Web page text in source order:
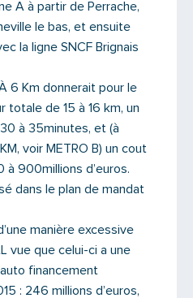
A à partir de Perrache,
le bas, et ensuite
la ligne SNCF Brignais
6 Km donnerait pour le
totale de 15 à 16 km, un
à 35minutes, et (à
voir METRO B) un cout
900millions d’euros.
dans le plan de mandat
manière excessive
vue que celui-ci a une
financement
: 246 millions d’euros,